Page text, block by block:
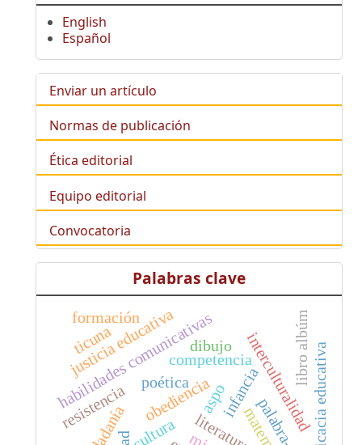
English
Español
Enviar un artículo
Normas de publicación
Ética editorial
Equipo editorial
Convocatoria
Palabras clave
poética infancia
cultura
interculturalidad
literatura
competencia
habilidades comunicativas libro albúm
justicia educativa
resistencia obediencia eficacia educativa
aspo
dibujo
ticuna
formación